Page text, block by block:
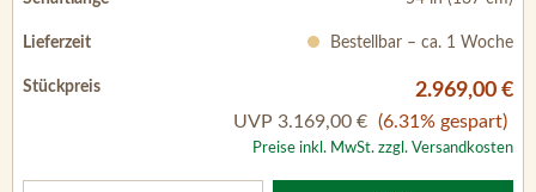
2.969,00 €
Preise inkl. MwSt. zzgl. Versandkosten